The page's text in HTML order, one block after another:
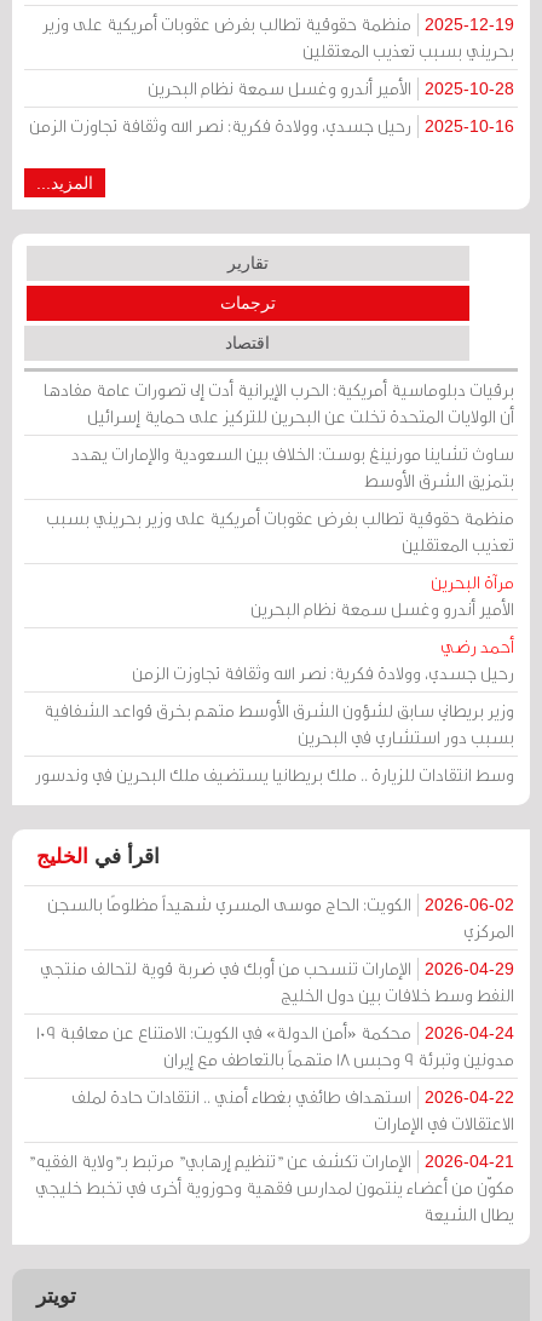
2025-12-19
منظمة حقوقية تطالب بفرض عقوبات أمريكية على وزير
بحريني بسبب تعذيب المعتقلين
2025-10-28 الأمير أندرو وغسل سمعة نظام البحرين
2025-10-16 رحيل جسدي، وولادة فكرية: نصر الله وثقافة تجاوزت الزمن
المزيد...
تقارير
ترجمات
اقتصاد
برقيات دبلوماسية أمريكية: الحرب الإيرانية أدت إلى تصورات عامة مفادها
أن الولايات المتحدة تخلت عن البحرين للتركيز على حماية إسرائيل
ساوث تشاينا مورنينغ بوست: الخلاف بين السعودية والإمارات يهدد
بتمزيق الشرق الأوسط
منظمة حقوقية تطالب بفرض عقوبات أمريكية على وزير بحريني بسبب
تعذيب المعتقلين
مرآة البحرين
الأمير أندرو وغسل سمعة نظام البحرين
أحمد رضي
رحيل جسدي، وولادة فكرية: نصر الله وثقافة تجاوزت الزمن
وزير بريطاني سابق لشؤون الشرق الأوسط متهم بخرق قواعد الشفافية
بسبب دور استشاري في البحرين
وسط انتقادات للزيارة .. ملك بريطانيا يستضيف ملك البحرين في وندسور
اقرأ في الخليج
2026-06-02
الكويت: الحاج موسى المسري شهيداً مظلومًا بالسجن
المركزي
2026-04-29
الإمارات تنسحب من أوبك في ضربة قوية لتحالف منتجي
النفط وسط خلافات بين دول الخليج
2026-04-24
محكمة «أمن الدولة» في الكويت: الامتناع عن معاقبة 109
مدونين وتبرئة 9 وحبس 18 متهماً بالتعاطف مع إيران
2026-04-22
استهداف طائفي بغطاء أمني .. انتقادات حادة لملف
الاعتقالات في الإمارات
2026-04-21
الإمارات تكشف عن "تنظيم إرهابي" مرتبط بـ"ولاية الفقيه"
مكوّن من أعضاء ينتمون لمدارس فقهية وحوزوية أخرى في تخبط خليجي
يطال الشيعة
تويتر